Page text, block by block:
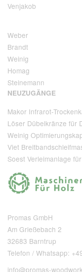
Venjakob
Weber
Brandt
Weinig
Homag
Steinemann
NEUZUGÄNGE
Makor Infrarot-
Viet
Promas GmbH
Am Grießebach 2
32683 Barntrup
Telefon / Whatsapp:
info@promas-